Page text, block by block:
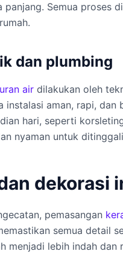
panjang. Semua proses
dan plumbing
air dilakukan oleh
instalasi aman, rapi,
hari, seperti
nyaman untuk
dekorasi
pemasangan
semua detail
menjadi lebih indah dan